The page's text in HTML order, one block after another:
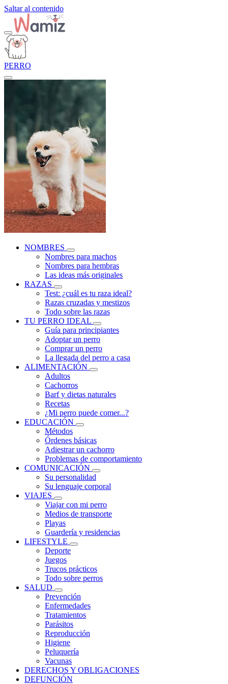
Saltar al contenido
PERRO
NOMBRES
Nombres para machos
Nombres para hembras
Las ideas más originales
RAZAS
Test: ¿cuál es tu raza ideal?
Razas cruzadas y mestizos
Todo sobre las razas
TU PERRO IDEAL
Guía para principiantes
Adoptar un perro
Comprar un perro
La llegada del perro a casa
ALIMENTACIÓN
Adultos
Cachorros
Barf y dietas naturales
Recetas
¿Mi perro puede comer...?
EDUCACIÓN
Métodos
Órdenes básicas
Adiestrar un cachorro
Problemas de comportamiento
COMUNICACIÓN
Su personalidad
Su lenguaje corporal
VIAJES
Viajar con mi perro
Medios de transporte
Playas
Guardería y residencias
LIFESTYLE
Deporte
Juegos
Trucos prácticos
Todo sobre perros
SALUD
Prevención
Enfermedades
Tratamientos
Parásitos
Reproducción
Higiene
Peluquería
Vacunas
DERECHOS Y OBLIGACIONES
DEFUNCIÓN